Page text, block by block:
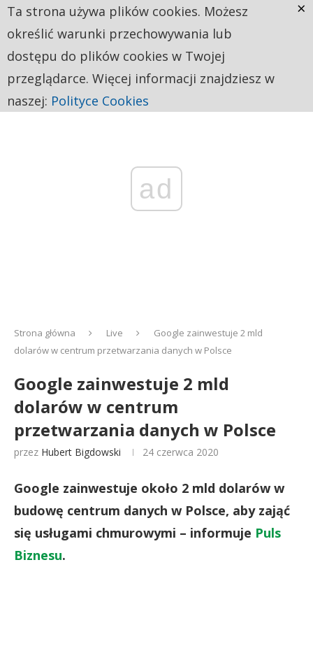
ad
Strona główna Live
Google zainwestuje 2 mld
dolarów w centrum przetwarzania danych w Polsce
Google zainwestuje 2 mld
dolarów w centrum
przetwarzania danych w Polsce
przez Hubert Bigdowski 24 czerwca 2020
Google zainwestuje około 2 mld dolarów w
budowę centrum danych w Polsce, aby zająć
się usługami chmurowymi – informuje Puls
Biznesu.
Ta strona używa plików cookies. Możesz
określić warunki przechowywania lub
dostępu do plików cookies w Twojej
przeglądarce. Więcej informacji znajdziesz w
naszej: Polityce Cookies
×